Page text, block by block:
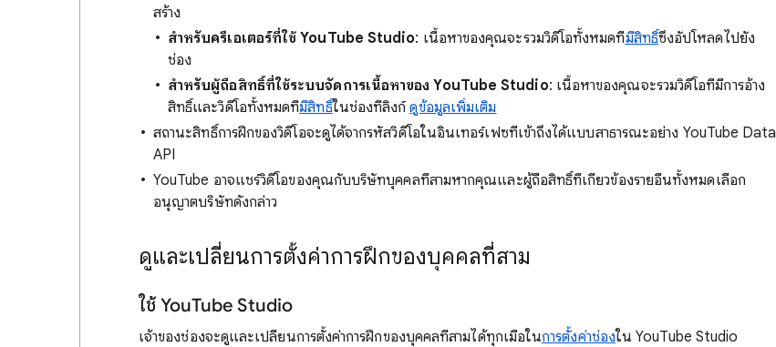
สร้าง
สำหรับครีเอเตอร์ที่ใช้ YouTube Studio: เนื้อหาของคุณจะรวมวิดีโอทั้งหมดที่มีสิทธิ์ซึ่งอัปโหลดไปยัง
ช่อง
สำหรับผู้ถือสิทธิ์ที่ใช้ระบบจัดการเนื้อหาของ YouTube Studio: เนื้อหาของคุณจะรวมวิดีโอที่มีการอ้าง
สิทธิ์และวิดีโอทั้งหมดที่มีสิทธิ์ในช่องที่ลิงก์ดูข้อมูลเพิ่มเติม
สถานะสิทธิ์การฝึกของวิดีโอจะดูได้จากรหัสวิดีโอในอินเทอร์เฟซที่เข้าถึงได้แบบสาธารณะอย่าง YouTube Data
API
YouTube อาจแชร์วิดีโอของคุณกับบริษัทบุคคลที่สามหากคุณและผู้ถือสิทธิ์ที่เกี่ยวข้องรายอื่นทั้งหมดเลือก
อนุญาตบริษัทดังกล่าว
ดูและเปลี่ยนการตั้งค่าการฝึกของบุคคลที่สาม
ใช้ YouTube Studio
เจ้าของช่องจะดูและเปลี่ยนการตั้งค่าการฝึกของบุคคลที่สามได้ทุกเมื่อในการตั้งค่าช่องใน YouTube Studio